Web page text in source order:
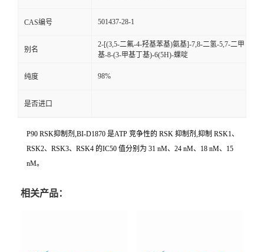
CAS编号 501437-28-1
别名
2-[(3,5-二氟-4-羟基苯基)氨基]-7,8-二氢-5,7-二甲
基-8-(3-甲基丁基)-6(5H)-蝶啶
纯度 98%
是否进口
P90 RSK抑制剂,BI-D1870 是ATP 竞争性的 RSK 抑制剂,抑制 RSK1、
RSK2、RSK3、RSK4 的IC50 值分别为 31 nM、24 nM、18 nM、15
nM。
相关产品：